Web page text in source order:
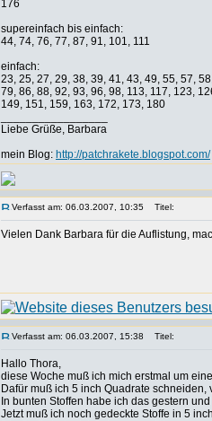
176
supereinfach bis einfach:
44, 74, 76, 77, 87, 91, 101, 111
einfach:
23, 25, 27, 29, 38, 39, 41, 43, 49, 55, 57,
79, 86, 88, 92, 93, 96, 98, 113, 117, 123,
149, 151, 159, 163, 172, 173, 180
Liebe Grüße, Barbara
mein Blog: http://patchrakete.blogspot.com/
Verfasst am: 06.03.2007, 10:35 Titel:
Vielen Dank Barbara für die Auflistung,
Verfasst am: 06.03.2007, 15:38 Titel:
Hallo Thora,
diese Woche muß ich mich erstmal um
Dafür muß ich 5 inch Quadrate schneiden,
In bunten Stoffen habe ich das gestern
Jetzt muß ich noch gedeckte Stoffe in 5